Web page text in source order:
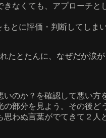
なくても、アプローチ
とに評価・判断してしま
とたんに、なぜだか涙
のか？を確認して悪い
部分を見よう。その後
わぬ言葉がでてきて２